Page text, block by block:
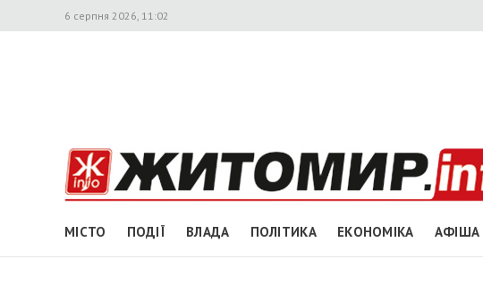
6 серпня 2026, 11:02
МІСТО ПОДІЇ ВЛАДА ПОЛІТИКА ЕКОНОМІКА АФІША